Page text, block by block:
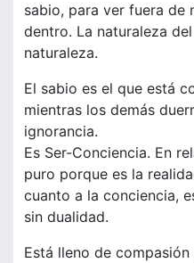
sabio, para ver fuera de
dentro. La naturaleza
naturaleza.
El sabio es el que está
mientras los demás
ignorancia.
Es Ser-Conciencia. En
puro porque es la
cuanto a la conciencia,
sin dualidad.
Está lleno de